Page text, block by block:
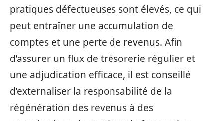
pratiques défectueuses sont élevés, ce qui
peut entraîner une accumulation de
comptes et une perte de revenus. Afin
d’assurer un flux de trésorerie régulier et
une adjudication efficace, il est conseillé
d’externaliser la responsabilité de la
régénération des revenus à des